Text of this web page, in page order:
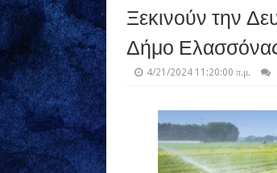
Ξεκινούν την
Δήμο
4/21/2024 11:20:00 π.μ.